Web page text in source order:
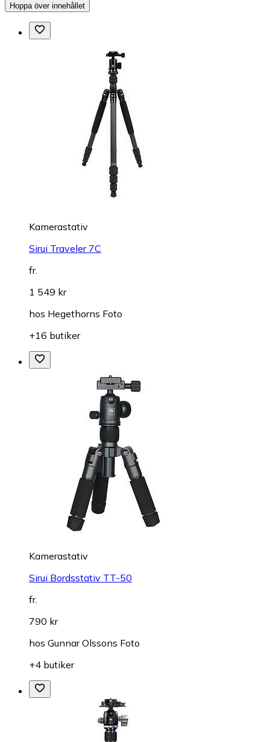
Hoppa över innehållet
Kamerastativ
Sirui Traveler 7C
fr.
1 549 kr
hos Hegethorns Foto
+16 butiker
Kamerastativ
Sirui Bordsstativ TT-50
fr.
790 kr
hos Gunnar Olssons Foto
+4 butiker